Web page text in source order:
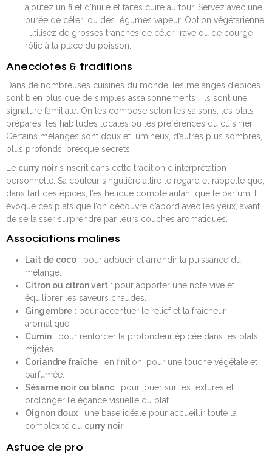
ajoutez un filet d’huile et faites cuire au four. Servez avec une
purée de céleri ou des légumes vapeur. Option végétarienne
: utilisez de grosses tranches de céleri-rave ou de courge
rôtie à la place du poisson.
Anecdotes & traditions
Dans de nombreuses cuisines du monde, les mélanges d’épices
sont bien plus que de simples assaisonnements : ils sont une
signature familiale. On les compose selon les saisons, les plats
préparés, les habitudes locales ou les préférences du cuisinier.
Certains mélanges sont doux et lumineux, d’autres plus sombres,
plus profonds, presque secrets.
Le curry noir s’inscrit dans cette tradition d’interprétation
personnelle. Sa couleur singulière attire le regard et rappelle que,
dans l’art des épices, l’esthétique compte autant que le parfum. Il
évoque ces plats que l’on découvre d’abord avec les yeux, avant
de se laisser surprendre par leurs couches aromatiques.
Associations malines
Lait de coco: pour adoucir et arrondir la puissance du
mélange.
Citron ou citron vert: pour apporter une note vive et
équilibrer les saveurs chaudes.
Gingembre: pour accentuer le relief et la fraîcheur
aromatique.
Cumin: pour renforcer la profondeur épicée dans les plats
mijotés.
Coriandre fraîche: en finition, pour une touche végétale et
parfumée.
Sésame noir ou blanc: pour jouer sur les textures et
prolonger l’élégance visuelle du plat.
Oignon doux: une base idéale pour accueillir toute la
complexité du curry noir.
Astuce de pro